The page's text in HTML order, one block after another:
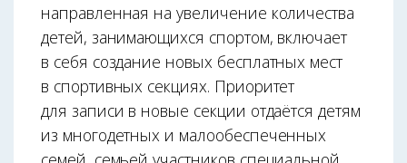
направленная на увеличение количества
детей, занимающихся спортом, включает
в себя создание новых бесплатных мест
в спортивных секциях. Приоритет
для записи в новые секции отдаётся детям
из многодетных и малообеспеченных